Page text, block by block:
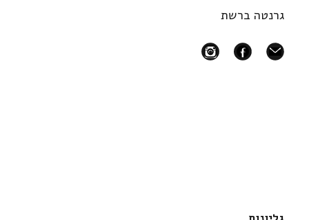
גרנטה ברשת
mail
facebook
instagram